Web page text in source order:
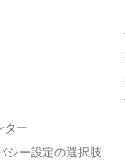
Loginなど
が Google などの
のユーザーがア
グイン、新しいデ
ター
シー設定の選択肢